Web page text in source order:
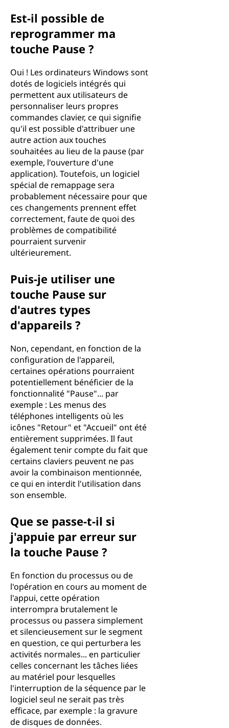
Est-il possible de
reprogrammer ma
touche Pause ?
Oui ! Les ordinateurs Windows sont
dotés de logiciels intégrés qui
permettent aux utilisateurs de
personnaliser leurs propres
commandes clavier, ce qui signifie
qu'il est possible d'attribuer une
autre action aux touches
souhaitées au lieu de la pause (par
exemple, l'ouverture d'une
application). Toutefois, un logiciel
spécial de remappage sera
probablement nécessaire pour que
ces changements prennent effet
correctement, faute de quoi des
problèmes de compatibilité
pourraient survenir
ultérieurement.
Puis-je utiliser une
touche Pause sur
d'autres types
d'appareils ?
Non, cependant, en fonction de la
configuration de l'appareil,
certaines opérations pourraient
potentiellement bénéficier de la
fonctionnalité "Pause"... par
exemple : Les menus des
téléphones intelligents où les
icônes "Retour" et "Accueil" ont été
entièrement supprimées. Il faut
également tenir compte du fait que
certains claviers peuvent ne pas
avoir la combinaison mentionnée,
ce qui en interdit l'utilisation dans
son ensemble.
Que se passe-t-il si
j'appuie par erreur sur
la touche Pause ?
En fonction du processus ou de
l'opération en cours au moment de
l'appui, cette opération
interrompra brutalement le
processus ou passera simplement
et silencieusement sur le segment
en question, ce qui perturbera les
activités normales... en particulier
celles concernant les tâches liées
au matériel pour lesquelles
l'interruption de la séquence par le
logiciel seul ne serait pas très
efficace, par exemple : la gravure
de disques de données.